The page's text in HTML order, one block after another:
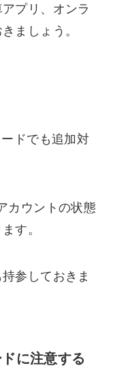
プリ、オンラ
ましょう。
ドでも追加対
カウントの状態
す。
参しておきま
に注意する